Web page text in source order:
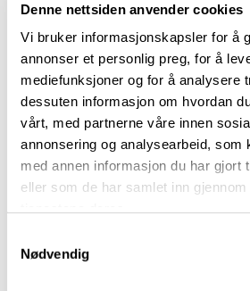
Denne nettsiden anvender cookies
Vi bruker informasjonskapsler for å
annonser et personlig preg, for å
mediefunksjoner og for å analysere
dessuten informasjon om hvordan
vårt, med partnerne våre innen
annonsering og analysearbeid, som
med annen informasjon du har gjort
eller som de har samlet inn
Nødvendig
Pumper
Det finnes ulike
Duodopa-pumpe, Produodopa-
Lecigon-pumpe og Apomorfin-
Pumpene gjør det mulig å tilføre
medikamenter kontinuerlig og
som avansert behandling av
sykdommen.
Operasjonen dyp